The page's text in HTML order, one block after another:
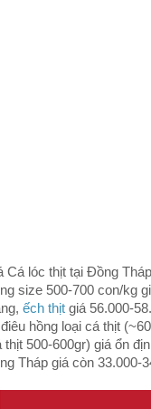
Cá lóc thịt tại Đồng
size 500-700 con/kg
ếch thịt giá 56.000-
hồng loại cá thịt
thịt 500-600gr) giá ổn
Tháp giá còn 33.000-